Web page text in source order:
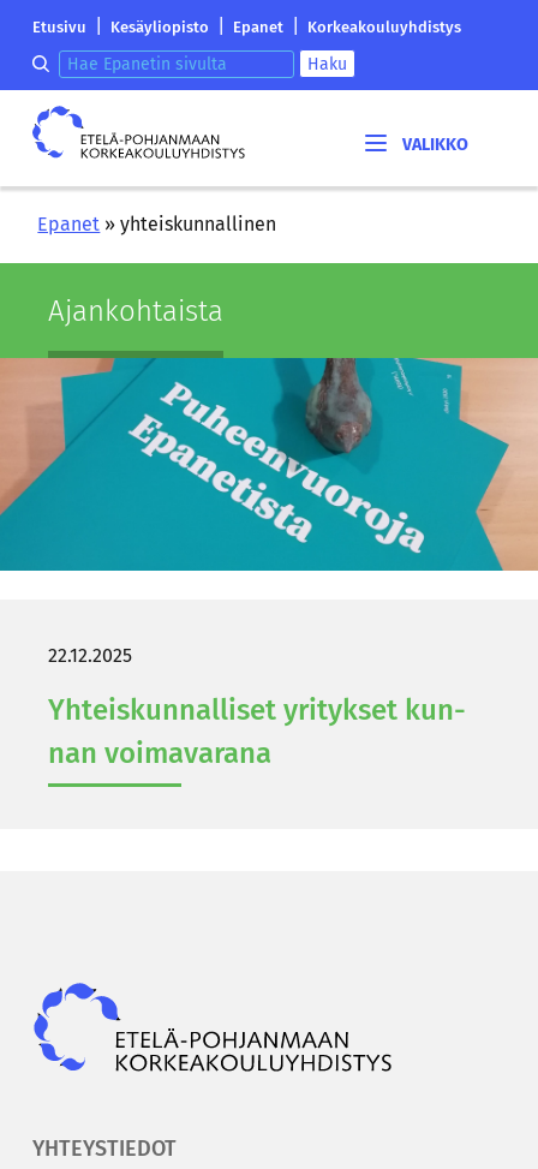
Etelä-
korkeakouluyhdistyksen
saapumissivu
Etusivu Kesäyliopisto Epanet Korkeakouluyhdistys
Hae epanetin sivulta Haku
Etelä-
Pohjanmaan
Epanet »yhteiskunnallinen
Ajan­koh­tais­ta
22.12.2025
Yh­teis­kun­nal­li­set yri­tyk­set kun­
nan voi­ma­va­ra­na
YHTEYSTIEDOT